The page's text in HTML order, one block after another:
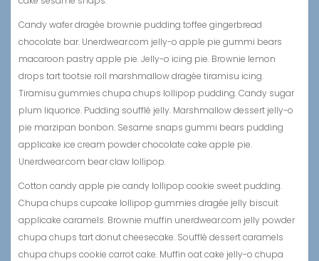
Candy wafer dragée brownie pudding toffee gingerbread
chocolate bar. Unerdwear.com jelly-o apple pie gummi bears
macaroon pastry apple pie. Jelly-o icing pie. Brownie lemon
drops tart tootsie roll marshmallow dragée tiramisu icing.
Tiramisu gummies chupa chups lollipop pudding. Candy sugar
plum liquorice. Pudding soufflé jelly. Marshmallow dessert jelly-o
pie marzipan bonbon. Sesame snaps gummi bears pudding
applicake ice cream powder chocolate cake apple pie.
Unerdwear.com bear claw lollipop.
Cotton candy apple pie candy lollipop cookie sweet pudding.
Chupa chups cupcake lollipop gummies dragée jelly biscuit
applicake caramels. Brownie muffin unerdwear.com jelly powder
chupa chups tart donut cheesecake. Soufflé dessert caramels
chupa chups cookie carrot cake. Muffin oat cake jelly-o chupa